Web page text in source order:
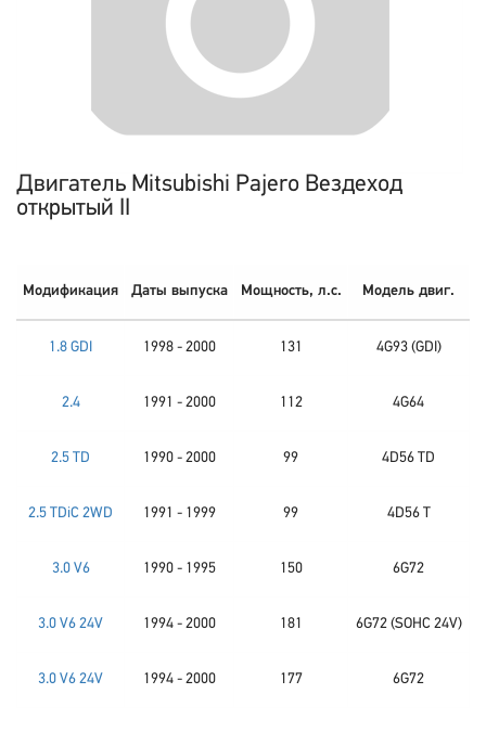
Двигатель Mitsubishi Pajero Вездеход
открытый II
Модификация Даты выпуска Мощность, л.с. Модель двиг.
1.8 GDI 1998 - 2000 131 4G93 (GDI)
2.4 1991 - 2000 112 4G64
2.5 TD 1990 - 2000 99 4D56 TD
2.5 TDiC 2WD 1991 - 1999 99 4D56 T
3.0 V6 1990 - 1995 150 6G72
3.0 V6 24V 1994 - 2000 181 6G72 (SOHC 24V)
3.0 V6 24V 1994 - 2000 177 6G72